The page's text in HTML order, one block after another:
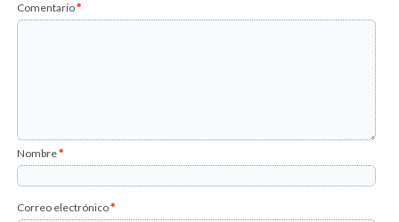
Comentario*
Nombre*
Correo electrónico*